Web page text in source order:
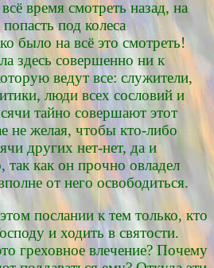
время смотреть назад, на
под колеса
было на всё это смотреть!
здесь совершенно ни к
ведут все: служители,
люди всех сословий и
тайно совершают этот
не желая, чтобы кто-либо
других нет-нет, да и
так как он прочно овладел
от него освободиться.
послании к тем только, кто
и ходить в святости.
греховное влечение? Почему